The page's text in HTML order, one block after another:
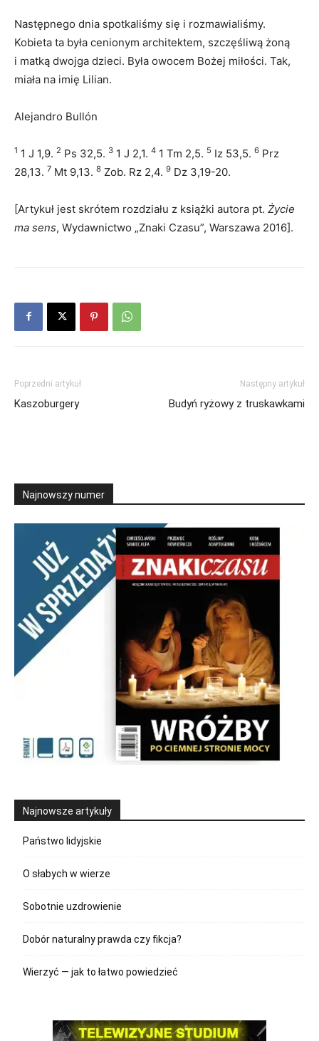
Następnego dnia spotkaliśmy się i rozmawialiśmy.
Kobieta ta była cenionym architektem, szczęśliwą żoną
i matką dwojga dzieci. Była owocem Bożej miłości. Tak,
miała na imię Lilian.
Alejandro Bullón
1 1 J 1,9. 2 Ps 32,5. 3 1 J 2,1. 4 1 Tm 2,5. 5 Iz 53,5. 6 Prz
28,13. 7 Mt 9,13. 8 Zob. Rz 2,4. 9 Dz 3,19-20.
[Artykuł jest skrótem rozdziału z książki autora pt. Życie
ma sens, Wydawnictwo „Znaki Czasu”, Warszawa 2016].
Poprzedni artykuł
Kaszoburgery
Następny artykuł
Budyń ryżowy z truskawkami
Najnowszy numer
Najnowsze artykuły
Państwo lidyjskie
O słabych w wierze
Sobotnie uzdrowienie
Dobór naturalny prawda czy fikcja?
Wierzyć — jak to łatwo powiedzieć